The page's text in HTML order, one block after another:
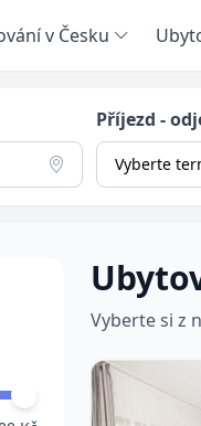
v Česku
Příjezd -
Vyberte
Vyberte si z